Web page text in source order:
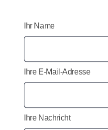
Ihr Name
Ihre E-Mail-Adresse
Ihre Nachricht